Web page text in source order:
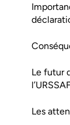
Le futur
Les